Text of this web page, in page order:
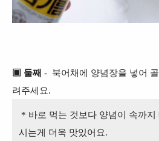
▣ 둘째 - 북어채에 양념장을 넣어 골
려주세요.
* 바로 먹는 것보다 양념이 속까지
시는게 더욱 맛있어요.